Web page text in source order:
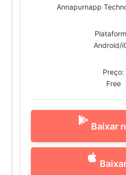
Annapurnapp
Android/
Preço:
Free
Baixar